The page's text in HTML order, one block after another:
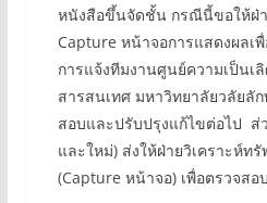
หนังสือขึ้นจัดชั้น กรณีนี้ขอให้ฝ่
Capture หน้าจอการแสดงผลเ
การแจ้งทีมงานศูนย์ความเป็นเ
สารสนเทศ มหาวิทยาลัยวลัยลั
สอบและปรับปรุงแก้ไขต่อไป ส่
และใหม่) ส่งให้ฝ่ายวิเคราะห์ท
(Capture หน้าจอ) เพื่อตรวจส